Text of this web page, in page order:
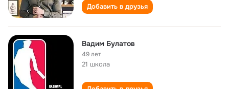
Добавить в друзья
Вадим Булатов
49 лет
21 школа